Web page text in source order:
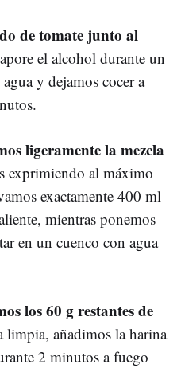
de tomate junto al
el alcohol durante un
y dejamos cocer a
ligeramente la mezcla
exprimiendo al máximo
exactamente 400 ml
mientras ponemos
en un cuenco con agua
los 60 g restantes de
limpia, añadimos la harina
2 minutos a fuego